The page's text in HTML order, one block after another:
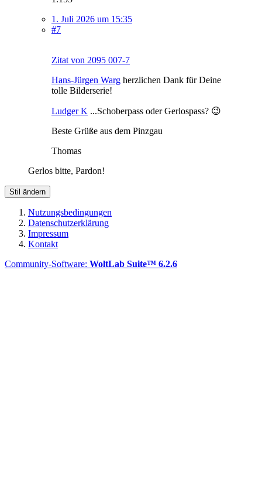
1. Juli 2026 um 15:35
#7
Zitat von 2095 007-7
Hans-Jürgen Warg herzlichen Dank für Deine
tolle Bilderserie!
Ludger K ...Schoberpass oder Gerlospass? 😉
Beste Grüße aus dem Pinzgau
Thomas
Gerlos bitte, Pardon!
Stil ändern
Nutzungsbedingungen
Datenschutzerklärung
Impressum
Kontakt
Community-Software: WoltLab Suite™ 6.2.6